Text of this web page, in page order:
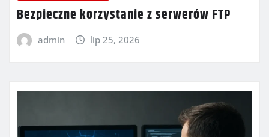
Bezpieczne korzystanie z serwerów FTP
admin lip 25, 2026